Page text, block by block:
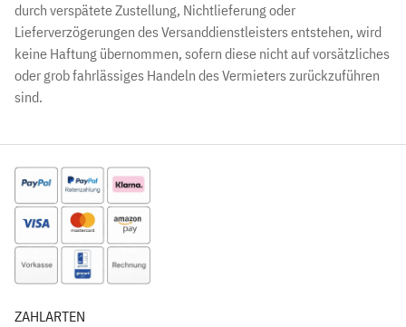
durch verspätete Zustellung, Nichtlieferung oder
Lieferverzögerungen des Versanddienstleisters entstehen, wird
keine Haftung übernommen, sofern diese nicht auf vorsätzliches
oder grob fahrlässiges Handeln des Vermieters zurückzuführen
sind.
ZAHLARTEN